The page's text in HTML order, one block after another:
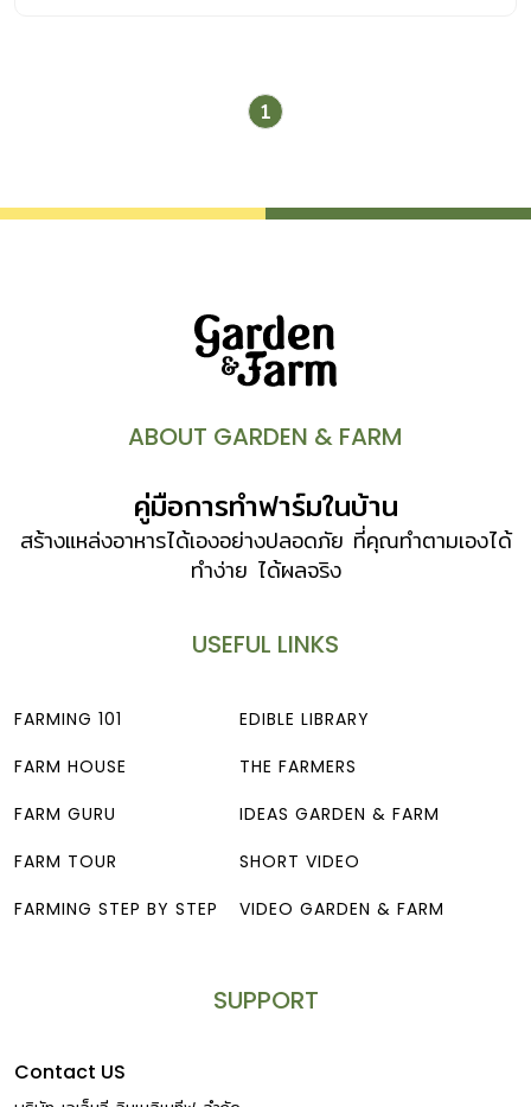
1
ABOUT GARDEN & FARM
คู่มือการทำฟาร์มในบ้าน
สร้างแหล่งอาหารได้เองอย่างปลอดภัย ที่คุณทำตามเองได้
ทำง่าย ได้ผลจริง
USEFUL LINKS
FARMING 101
FARM HOUSE
FARM GURU
FARM TOUR
FARMING STEP BY STEP
EDIBLE LIBRARY
THE FARMERS
IDEAS GARDEN & FARM
SHORT VIDEO
VIDEO GARDEN & FARM
SUPPORT
Contact US